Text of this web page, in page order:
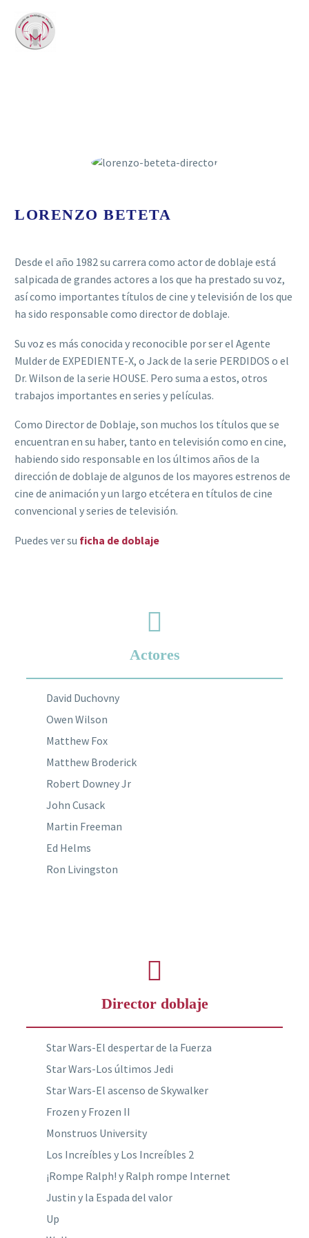
LORENZO BETETA
Desde el año 1982 su carrera como actor de doblaje está
salpicada de grandes actores a los que ha prestado su voz,
así como importantes títulos de cine y televisión de los que
ha sido responsable como director de doblaje.
Su voz es más conocida y reconocible por ser el Agente
Mulder de EXPEDIENTE-X, o Jack de la serie PERDIDOS o el
Dr. Wilson de la serie HOUSE. Pero suma a estos, otros
trabajos importantes en series y películas.
Como Director de Doblaje, son muchos los títulos que se
encuentran en su haber, tanto en televisión como en cine,
habiendo sido responsable en los últimos años de la
dirección de doblaje de algunos de los mayores estrenos de
cine de animación y un largo etcétera en títulos de cine
convencional y series de televisión.
Puedes ver su ficha de doblaje
Actores
David Duchovny
Owen Wilson
Matthew Fox
Matthew Broderick
Robert Downey Jr
John Cusack
Martin Freeman
Ed Helms
Ron Livingston
Director doblaje
Star Wars-El despertar de la Fuerza
Star Wars-Los últimos Jedi
Star Wars-El ascenso de Skywalker
Frozen y Frozen II
Monstruos University
Los Increíbles y Los Increíbles 2
¡Rompe Ralph! y Ralph rompe Internet
Justin y la Espada del valor
Up